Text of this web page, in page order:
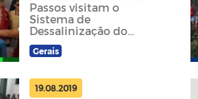
Passos visitam o
Sistema de
Dessalinização do
Sítio Fechado
Gerais
19.08.2019